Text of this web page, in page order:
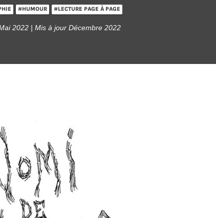
#HUMOUR #LECTURE PAGE À PAGE
2022 | Mis à jour Décembre 2022